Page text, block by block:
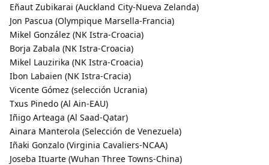
Eñaut Zubikarai (Auckland City-Nueva Zelanda)
Jon Pascua (Olympique Marsella-Francia)
Mikel González (NK Istra-Croacia)
Borja Zabala (NK Istra-Croacia)
Mikel Lauzirika (NK Istra-Croacia)
Ibon Labaien (NK Istra-Cracia)
Vicente Gómez (selección Ucrania)
Txus Pinedo (Al Ain-EAU)
Iñigo Arteaga (Al Saad-Qatar)
Ainara Manterola (Selección de Venezuela)
Iñaki Gonzalo (Virginia Cavaliers-NCAA)
Joseba Ituarte (Wuhan Three Towns-China)